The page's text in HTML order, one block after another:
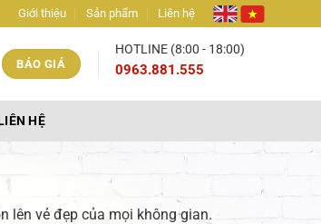
Giới thiệu Sản phẩm Liên hệ
BÁO GIÁ
HOTLINE (8:00 - 18:00)
0963.881.555
HỆ
lên vẻ đẹp của mọi không gian.